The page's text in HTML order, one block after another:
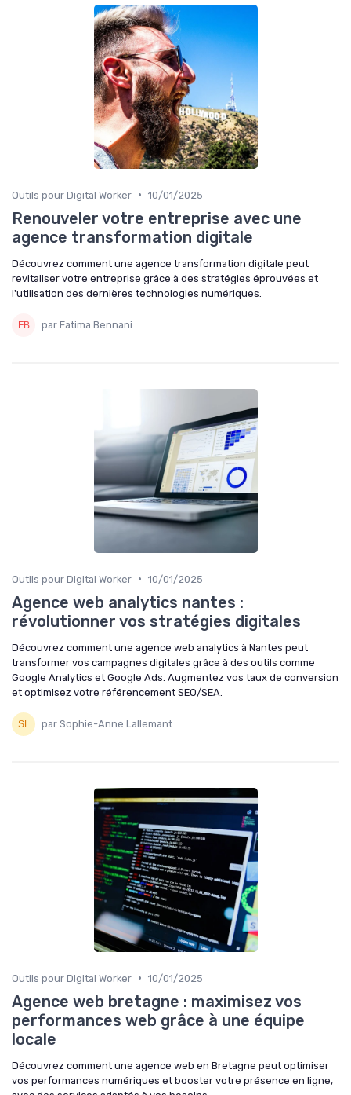
Outils pour Digital Worker • 10/01/2025
Renouveler votre entreprise avec une
agence transformation digitale
Découvrez comment une agence transformation digitale peut
revitaliser votre entreprise grâce à des stratégies éprouvées et
l'utilisation des dernières technologies numériques.
par Fatima Bennani
Outils pour Digital Worker • 10/01/2025
Agence web analytics nantes :
révolutionner vos stratégies digitales
Découvrez comment une agence web analytics à Nantes peut
transformer vos campagnes digitales grâce à des outils comme
Google Analytics et Google Ads. Augmentez vos taux de conversion
et optimisez votre référencement SEO/SEA.
par Sophie-Anne Lallemant
Outils pour Digital Worker • 10/01/2025
Agence web bretagne : maximisez vos
performances web grâce à une équipe
locale
Découvrez comment une agence web en Bretagne peut optimiser
vos performances numériques et booster votre présence en ligne,